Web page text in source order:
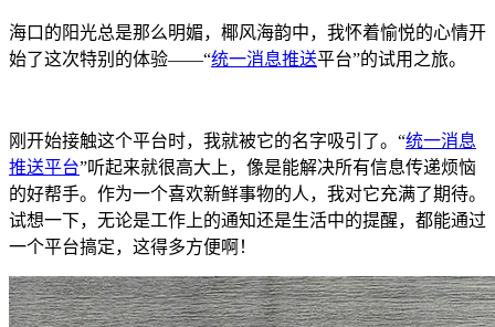
海口的阳光总是那么明媚，椰风海韵中，我怀着愉悦的心情开
始了这次特别的体验——“统一消息推送平台”的试用之旅。
刚开始接触这个平台时，我就被它的名字吸引了。“统一消息
推送平台”听起来就很高大上，像是能解决所有信息传递烦恼
的好帮手。作为一个喜欢新鲜事物的人，我对它充满了期待。
试想一下，无论是工作上的通知还是生活中的提醒，都能通过
一个平台搞定，这得多方便啊！